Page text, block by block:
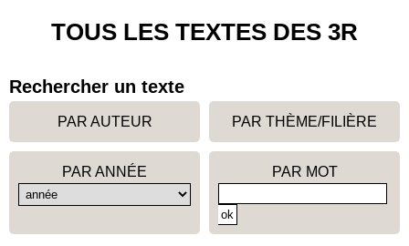
TOUS LES TEXTES DES 3R
Rechercher un texte
PAR AUTEUR PAR THÈME/FILIÈRE
PAR ANNÉE PAR MOT